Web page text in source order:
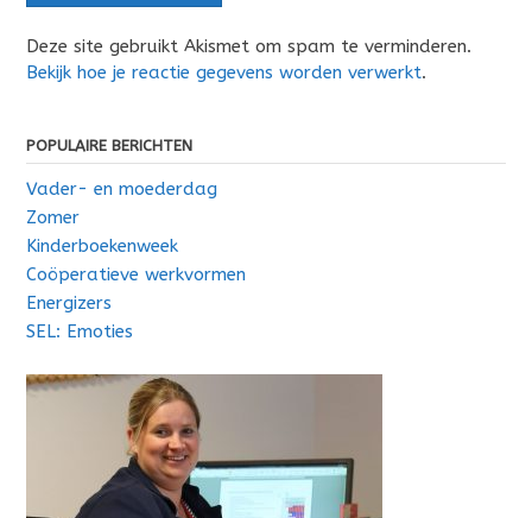
Deze site gebruikt Akismet om spam te verminderen.
Bekijk hoe je reactie gegevens worden verwerkt.
POPULAIRE BERICHTEN
Vader- en moederdag
Zomer
Kinderboekenweek
Coöperatieve werkvormen
Energizers
SEL: Emoties